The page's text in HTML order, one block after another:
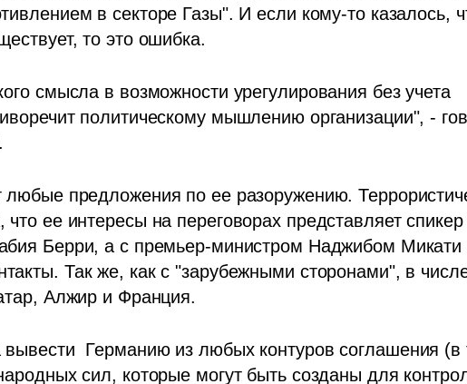
в секторе Газы". И если кому-то казалось,
то это ошибка.
смысла в возможности урегулирования без учета
политическому мышлению организации", -
любые предложения по ее разоружению.
ее интересы на переговорах представляет спикер
Берри, а с премьер-министром Наджибом Микати
Так же, как с "зарубежными сторонами", в
Алжир и Франция.
Германию из любых контуров соглашения (в
сил, которые могут быть созданы для